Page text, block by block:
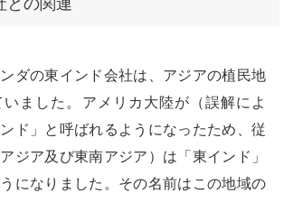
との関連
ダの東インド会社は、アジアの植民地
ました。アメリカ大陸が（誤解によ
ド」と呼ばれるようになったため、従
ジア及び東南アジア）は「東インド」
になりました。その名前はこの地域の